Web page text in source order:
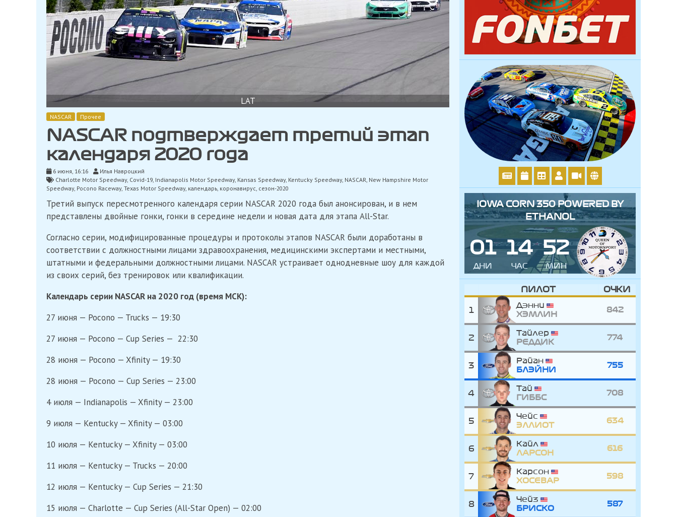
LAT
NASCAR Прочее
NASCAR подтверждает третий этап
календаря 2020 года
6 июня, 16:16
Илья Навроцкий
Charlotte Motor Speedway, Covid-19, Indianapolis Motor Speedway, Kansas Speedway, Kentucky Speedway, NASCAR, New Hampshire Motor
Speedway, Pocono Raceway, Texas Motor Speedway, календарь, коронавирус, сезон-2020
Третий выпуск пересмотренного календаря серии NASCAR 2020 года был анонсирован, и в нем
представлены двойные гонки, гонки в середине недели и новая дата для этапа All-Star.
Согласно серии, модифицированные процедуры и протоколы этапов NASCAR были доработаны в
соответствии с должностными лицами здравоохранения, медицинскими экспертами и местными,
штатными и федеральными должностными лицами. NASCAR устраивает однодневные шоу для каждой
из своих серий, без тренировок или квалификации.
Календарь серии NASCAR на 2020 год (время МСК):
27 июня — Pocono — Trucks — 19:30
27 июня — Pocono — Cup Series — 22:30
28 июня — Pocono — Xfinity — 19:30
28 июня — Pocono — Cup Series — 23:00
4 июля — Indianapolis — Xfinity — 23:00
9 июля — Kentucky — Xfinity — 03:00
10 июля — Kentucky — Xfinity — 03:00
11 июля — Kentucky — Trucks — 20:00
12 июля — Kentucky — Cup Series — 21:30
15 июля — Charlotte — Cup Series (All-Star Open) — 02:00
IOWA CORN 350 POWERED BY
ETHANOL
01
ДНИ
14
ЧАС
52
МИН
ПИЛОТ ОЧКИ
1
Дэнни
ХЭМЛИН
842
2
Тайлер
РЕДДИК
774
3
Райан
БЛЭЙНИ
755
4
Тай
ГИББС
708
5
Чейс
ЭЛЛИОТ
634
6
Кайл
ЛАРСОН
616
7
Карсон
ХОСЕВАР
598
8
Чейз
БРИСКО
587